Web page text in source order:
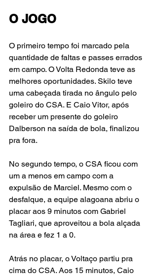
O JOGO
O primeiro tempo foi marcado pela
quantidade de faltas e passes errados
em campo. O Volta Redonda teve as
melhores oportunidades. Skilo teve
uma cabeçada tirada no ângulo pelo
goleiro do CSA. E Caio Vitor, após
receber um presente do goleiro
Dalberson na saída de bola, finalizou
pra fora.
No segundo tempo, o CSA ficou com
um a menos em campo com a
expulsão de Marciel. Mesmo com o
desfalque, a equipe alagoana abriu o
placar aos 9 minutos com Gabriel
Tagliari, que aproveitou a bola alçada
na área e fez 1 a 0.
Atrás no placar, o Voltaço partiu pra
cima do CSA. Aos 15 minutos, Caio